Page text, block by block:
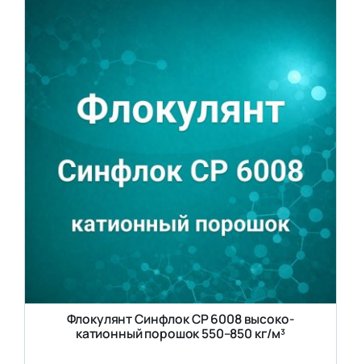
Флокулянт Синфлок CP 6008 высоко-
катионный порошок 550–850 кг/м³